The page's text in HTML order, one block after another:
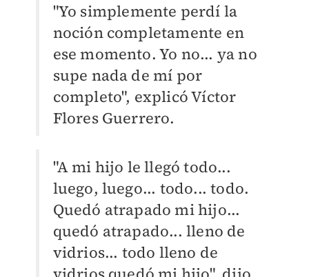
"Yo simplemente perdí la
noción completamente en
ese momento. Yo no... ya no
supe nada de mí por
completo", explicó Víctor
Flores Guerrero.
"A mi hijo le llegó todo...
luego, luego... todo... todo.
Quedó atrapado mi hijo...
quedó atrapado... lleno de
vidrios... todo lleno de